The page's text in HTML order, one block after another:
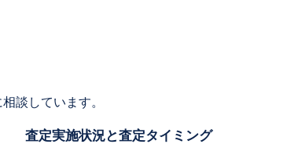
談しています。
査定実施状況と査定タイミング